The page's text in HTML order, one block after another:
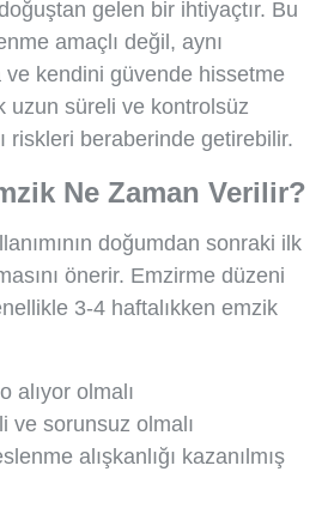
gelen bir ihtiyaçtır. Bu
amaçlı değil, aynı
kendini güvende hissetme
uzun süreli ve kontrolsüz
riskleri beraberinde getirebilir.
Ne Zaman Verilir?
doğumdan sonraki ilk
önerir. Emzirme düzeni
3-4 haftalıkken emzik
alıyor olmalı
ve sorunsuz olmalı
alışkanlığı kazanılmış